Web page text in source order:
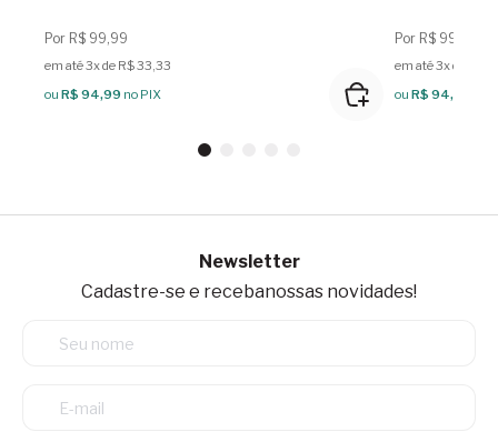
Por R$ 99,99
em até 3x de R$ 33,33
ou R$ 94,99 no PIX
Por R$ 99,99
em até 3x de R$
ou R$ 94,99
Newsletter
Cadastre-se e recebanossas novidades!